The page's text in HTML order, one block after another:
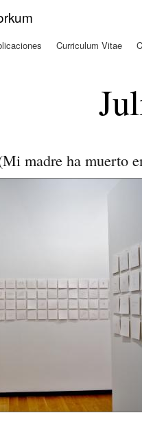
Curriculum Vitae
madre ha muerto